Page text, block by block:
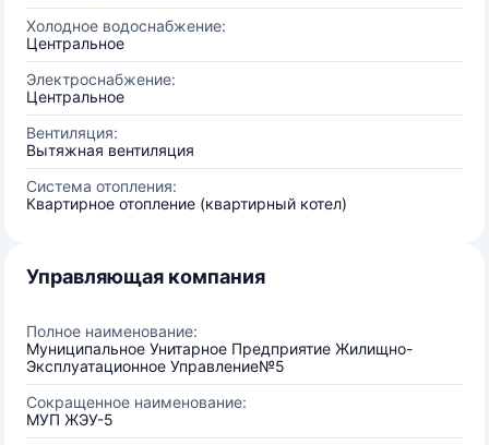
Холодное водоснабжение:
Центральное
Электроснабжение:
Центральное
Вентиляция:
Вытяжная вентиляция
Система отопления:
Квартирное отопление (квартирный котел)
Управляющая компания
Полное наименование:
Муниципальное Унитарное Предприятие Жилищно-
Эксплуатационное Управление№5
Сокращенное наименование:
МУП ЖЭУ-5